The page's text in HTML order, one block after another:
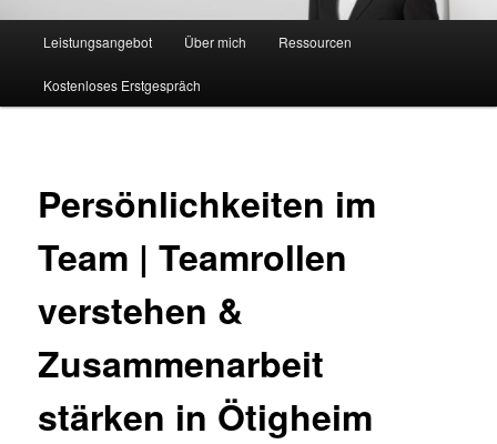
Leistungsangebot Über mich Ressourcen
Kostenloses Erstgespräch
Persönlichkeiten im
Team | Teamrollen
verstehen &
Zusammenarbeit
stärken in Ötigheim